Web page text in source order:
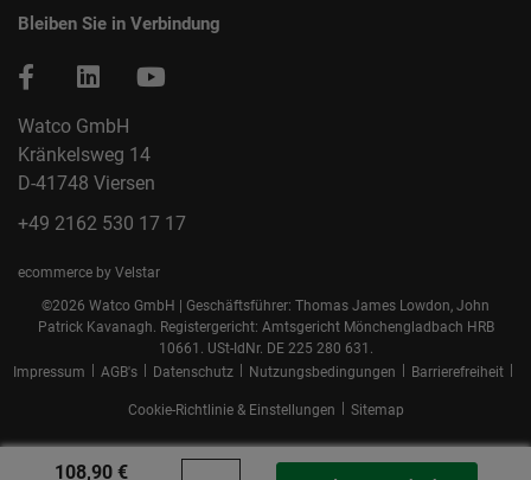
108,90 €
Bleiben Sie in Verbindung
Watco GmbH
Kränkelsweg 14
D-41748 Viersen
+49 2162 530 17 17
ecommerce by Velstar
©2026 Watco GmbH | Geschäftsführer: Thomas James Lowdon, John
Patrick Kavanagh. Registergericht: Amtsgericht Mönchengladbach HRB
10661. USt-IdNr. DE 225 280 631.
Impressum | AGB's | Datenschutz | Nutzungsbedingungen | Barrierefreiheit |
Cookie-Richtlinie & Einstellungen | Sitemap